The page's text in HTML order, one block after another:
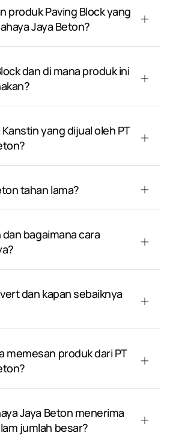
produk Paving Block yang
Jaya Beton?
dan di mana produk ini
yang dijual oleh PT
tahan lama?
bagaimana cara
dan kapan sebaiknya
memesan produk dari PT
Jaya Beton menerima
jumlah besar?